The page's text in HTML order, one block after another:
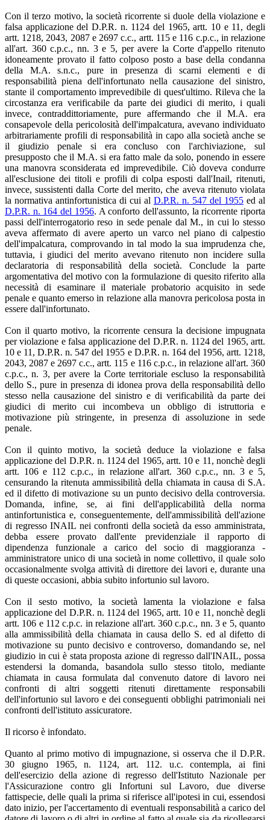
Con il terzo motivo, la società ricorrente si duole della violazione e
falsa applicazione del D.P.R. n. 1124 del 1965, artt. 10 e 11, degli
artt. 1218, 2043, 2087 e 2697 c.c., artt. 115 e 116 c.p.c., in relazione
all'art. 360 c.p.c., nn. 3 e 5, per avere la Corte d'appello ritenuto
idoneamente provato il fatto colposo posto a base della condanna
della M.A. s.n.c., pure in presenza di scarni elementi e di
responsabilità piena dell'infortunato nella causazione del sinistro,
stante il comportamento imprevedibile di quest'ultimo. Rileva che la
circostanza era verificabile da parte dei giudici di merito, i quali
invece, contraddittoriamente, pure affermando che il M.A. era
consapevole della pericolosità dell'impalcatura, avevano individuato
arbitrariamente profili di responsabilità in capo alla società anche se
il giudizio penale si era concluso con l'archiviazione, sul
presupposto che il M.A. si era fatto male da solo, ponendo in essere
una manovra sconsiderata ed imprevedibile. Ciò doveva condurre
all'esclusione dei titoli e profili di colpa esposti dall'Inail, ritenuti,
invece, sussistenti dalla Corte del merito, che aveva ritenuto violata
la normativa antinfortunistica di cui al D.P.R. n. 547 del 1955 ed al
D.P.R. n. 164 del 1956. A conforto dell'assunto, la ricorrente riporta
passi dell'interrogatorio reso in sede penale dal M., in cui lo stesso
aveva affermato di avere aperto un varco nel piano di calpestio
dell'impalcatura, comprovando in tal modo la sua imprudenza che,
tuttavia, i giudici del merito avevano ritenuto non incidere sulla
declaratoria di responsabilità della società. Conclude la parte
argomentativa del motivo con la formulazione di quesito riferito alla
necessità di esaminare il materiale probatorio acquisito in sede
penale e quanto emerso in relazione alla manovra pericolosa posta in
essere dall'infortunato.
Con il quarto motivo, la ricorrente censura la decisione impugnata
per violazione e falsa applicazione del D.P.R. n. 1124 del 1965, artt.
10 e 11, D.P.R. n. 547 del 1955 e D.P.R. n. 164 del 1956, artt. 1218,
2043, 2087 e 2697 c.c., artt. 115 e 116 c.p.c., in relazione all'art. 360
c.p.c., n. 3, per avere la Corte territoriale escluso la responsabilità
dello S., pure in presenza di idonea prova della responsabilità dello
stesso nella causazione del sinistro e di verificabilità da parte dei
giudici di merito cui incombeva un obbligo di istruttoria e
motivazione più stringente, in presenza di assoluzione in sede
penale.
Con il quinto motivo, la società deduce la violazione e falsa
applicazione del D.P.R. n. 1124 del 1965, artt. 10 e 11, nonchè degli
artt. 106 e 112 c.p.c., in relazione all'art. 360 c.p.c., nn. 3 e 5,
censurando la ritenuta ammissibilità della chiamata in causa di S.A.
ed il difetto di motivazione su un punto decisivo della controversia.
Domanda, infine, se, ai fini dell'applicabilità della norma
antinfortunistica e, conseguentemente, dell'ammissibilità dell'azione
di regresso INAIL nei confronti della società da esso amministrata,
debba essere provato dall'ente previdenziale il rapporto di
dipendenza funzionale a carico del socio di maggioranza -
amministratore unico di una società in nome collettivo, il quale solo
occasionalmente svolga attività di direttore dei lavori e, durante una
di queste occasioni, abbia subito infortunio sul lavoro.
Con il sesto motivo, la società lamenta la violazione e falsa
applicazione del D.P.R. n. 1124 del 1965, artt. 10 e 11, nonchè degli
artt. 106 e 112 c.p.c. in relazione all'art. 360 c.p.c., nn. 3 e 5, quanto
alla ammissibilità della chiamata in causa dello S. ed al difetto di
motivazione su punto decisivo e controverso, domandando se, nel
giudizio in cui è stata proposta azione di regresso dall'INAIL, possa
estendersi la domanda, basandola sullo stesso titolo, mediante
chiamata in causa formulata dal convenuto datore di lavoro nei
confronti di altri soggetti ritenuti direttamente responsabili
dell'infortunio sul lavoro e dei conseguenti obblighi patrimoniali nei
confronti dell'istituto assicuratore.
Il ricorso è infondato.
Quanto al primo motivo di impugnazione, si osserva che il D.P.R.
30 giugno 1965, n. 1124, art. 112. u.c. contempla, ai fini
dell'esercizio della azione di regresso dell'Istituto Nazionale per
l'Assicurazione contro gli Infortuni sul Lavoro, due diverse
fattispecie, delle quali la prima si riferisce all'ipotesi in cui, essendosi
dato inizio, per l'accertamento di eventuali responsabilità a carico del